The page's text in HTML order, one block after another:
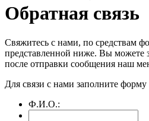
Обратная связь
Свяжитесь с нами, по средствам
представленной ниже. Вы можете
после отправки сообщения наш
Для связи с нами заполните
Ф.И.О.: